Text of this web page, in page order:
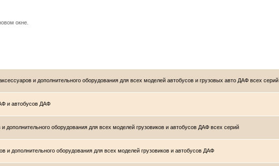
окне.
и дополнительного оборудования для всех моделей автобусов и грузовых авто ДАФ всех серий
и автобусов ДАФ
и дополнительного оборудования для всех моделей грузовиков и автобусов ДАФ всех серий
и дополнительного оборудования для всех моделей грузовиков и автобусов ДАФ